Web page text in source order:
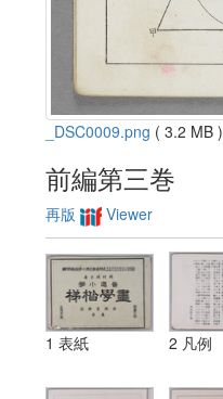
_DSC0009.png ( 3.2 MB )
前編第三巻
再版 Viewer
1 表紙 2 凡例